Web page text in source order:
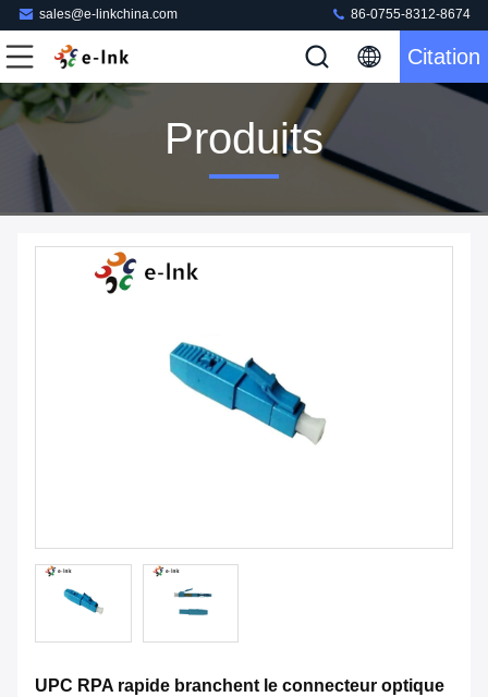
sales@e-linkchina.com 86-0755-8312-8674
Citation
Produits
UPC RPA rapide branchent le connecteur optique